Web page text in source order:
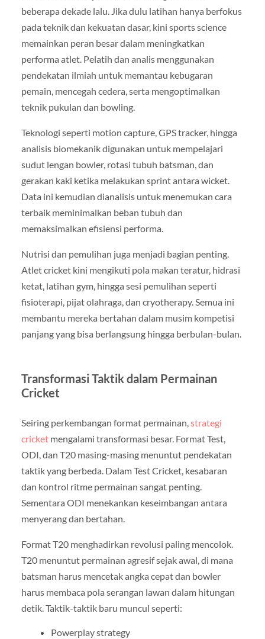
beberapa dekade lalu. Jika dulu latihan hanya berfokus
pada teknik dan kekuatan dasar, kini sports science
memainkan peran besar dalam meningkatkan
performa atlet. Pelatih dan analis menggunakan
pendekatan ilmiah untuk memantau kebugaran
pemain, mencegah cedera, serta mengoptimalkan
teknik pukulan dan bowling.
Teknologi seperti motion capture, GPS tracker, hingga
analisis biomekanik digunakan untuk mempelajari
sudut lengan bowler, rotasi tubuh batsman, dan
gerakan kaki ketika melakukan sprint antara wicket.
Data ini kemudian dianalisis untuk menemukan cara
terbaik meminimalkan beban tubuh dan
memaksimalkan efisiensi performa.
Nutrisi dan pemulihan juga menjadi bagian penting.
Atlet cricket kini mengikuti pola makan teratur, hidrasi
ketat, latihan gym, hingga sesi pemulihan seperti
fisioterapi, pijat olahraga, dan cryotherapy. Semua ini
membantu mereka bertahan dalam musim kompetisi
panjang yang bisa berlangsung hingga berbulan-bulan.
Transformasi Taktik dalam Permainan
Cricket
Seiring perkembangan format permainan,strategi
cricketmengalami transformasi besar. Format Test,
ODI, dan T20 masing-masing menuntut pendekatan
taktik yang berbeda. Dalam Test Cricket, kesabaran
dan kontrol ritme permainan sangat penting.
Sementara ODI menekankan keseimbangan antara
menyerang dan bertahan.
Format T20 menghadirkan revolusi paling mencolok.
T20 menuntut permainan agresif sejak awal, di mana
batsman harus mencetak angka cepat dan bowler
harus membaca pola serangan lawan dalam hitungan
detik. Taktik-taktik baru muncul seperti:
Powerplay strategy